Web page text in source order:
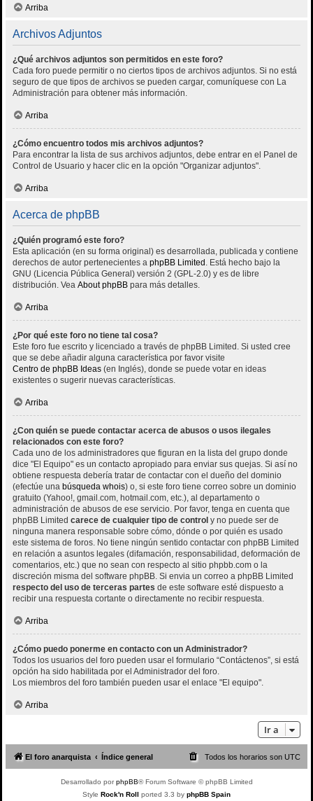
Arriba
Archivos Adjuntos
¿Qué archivos adjuntos son permitidos en este foro?
Cada foro puede permitir o no ciertos tipos de archivos adjuntos. Si no está
seguro de que tipos de archivos se pueden cargar, comuníquese con La
Administración para obtener más información.
Arriba
¿Cómo encuentro todos mis archivos adjuntos?
Para encontrar la lista de sus archivos adjuntos, debe entrar en el Panel de
Control de Usuario y hacer clic en la opción "Organizar adjuntos".
Arriba
Acerca de phpBB
¿Quién programó este foro?
Esta aplicación (en su forma original) es desarrollada, publicada y contiene
derechos de autor pertenecientes a phpBB Limited . Está hecho bajo la
GNU (Licencia Pública General) versión 2 (GPL-2.0) y es de libre
distribución. Vea About phpBB para más detalles.
Arriba
¿Por qué este foro no tiene tal cosa?
Este foro fue escrito y licenciado a través de phpBB Limited. Si usted cree
que se debe añadir alguna característica por favor visite
Centro de phpBB Ideas (en Inglés), donde se puede votar en ideas
existentes o sugerir nuevas características.
Arriba
¿Con quién se puede contactar acerca de abusos o usos ilegales
relacionados con este foro?
Cada uno de los administradores que figuran en la lista del grupo donde
dice "El Equipo" es un contacto apropiado para enviar sus quejas. Si así no
obtiene respuesta debería tratar de contactar con el dueño del dominio
(efectúe una búsqueda whois) o, si este foro tiene correo sobre un dominio
gratuito (Yahoo!, gmail.com, hotmail.com, etc.), al departamento o
administración de abusos de ese servicio. Por favor, tenga en cuenta que
phpBB Limited carece de cualquier tipo de control y no puede ser de
ninguna manera responsable sobre cómo, dónde o por quién es usado
este sistema de foros. No tiene ningún sentido contactar con phpBB Limited
en relación a asuntos legales (difamación, responsabilidad, deformación de
comentarios, etc.) que no sean con respecto al sitio phpbb.com o la
discreción misma del software phpBB. Si envia un correo a phpBB Limited
respecto del uso de terceras partes de este software esté dispuesto a
recibir una respuesta cortante o directamente no recibir respuesta.
Arriba
¿Cómo puedo ponerme en contacto con un Administrador?
Todos los usuarios del foro pueden usar el formulario “Contáctenos”, si está
opción ha sido habilitada por el Administrador del foro.
Los miembros del foro también pueden usar el enlace "El equipo".
Arriba
Ir a
El foro anarquista Índice general Todos los horarios son UTC
Desarrollado porphpBB® Forum Software © phpBB Limited
Style Rock'n Roll ported 3.3 by phpBB Spain